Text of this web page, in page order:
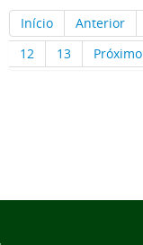
Início
Anterior
12
13 Próximo